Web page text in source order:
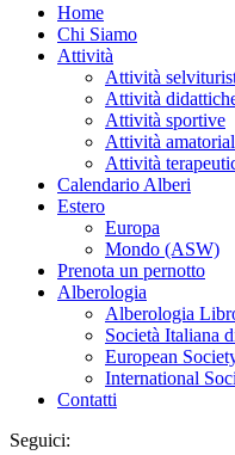
Home
Chi Siamo
Attività
Attività
Attività
Attività sportive
Attività
Attività
Calendario Alberi
Estero
Europa
Mondo (ASW)
Prenota un pernotto
Alberologia
Alberologia
Società Italiana
European
International
Contatti
Seguici: